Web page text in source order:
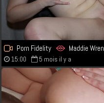
Porn Fidelity Maddie Wren
15:00 5 mois il y a